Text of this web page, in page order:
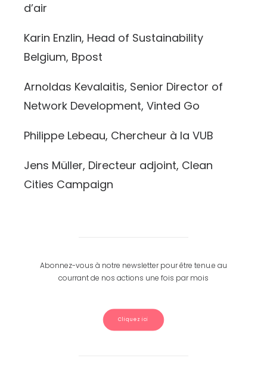
d’air
Karin Enzlin, Head of Sustainability
Belgium, Bpost
Arnoldas Kevalaitis, Senior Director of
Network Development, Vinted Go
Philippe Lebeau, Chercheur à la VUB
Jens Müller, Directeur adjoint, Clean
Cities Campaign
Abonnez-vous à notre newsletter pour être tenu.e au
courrant de nos actions une fois par mois
Cliquez ici